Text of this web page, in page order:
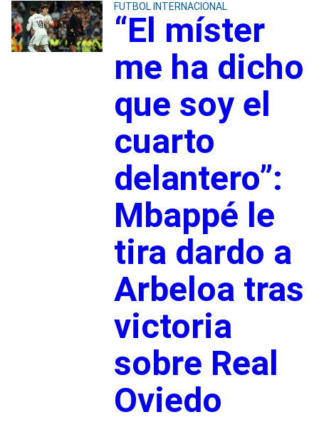
FUTBOL INTERNACIONAL
“El míster
me ha dicho
que soy el
cuarto
delantero”:
Mbappé le
tira dardo a
Arbeloa tras
victoria
sobre Real
Oviedo